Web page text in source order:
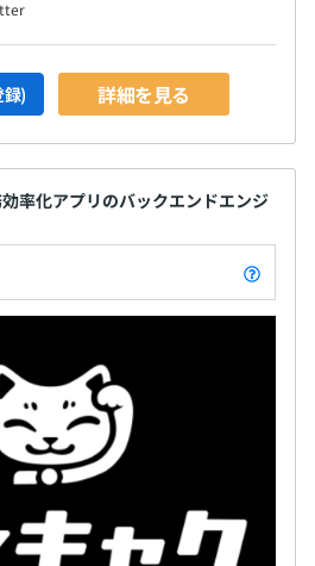
) 詳細を見る
率化アプリのバックエンドエンジ